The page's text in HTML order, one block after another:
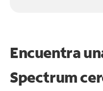
Encuentra
Spectrum